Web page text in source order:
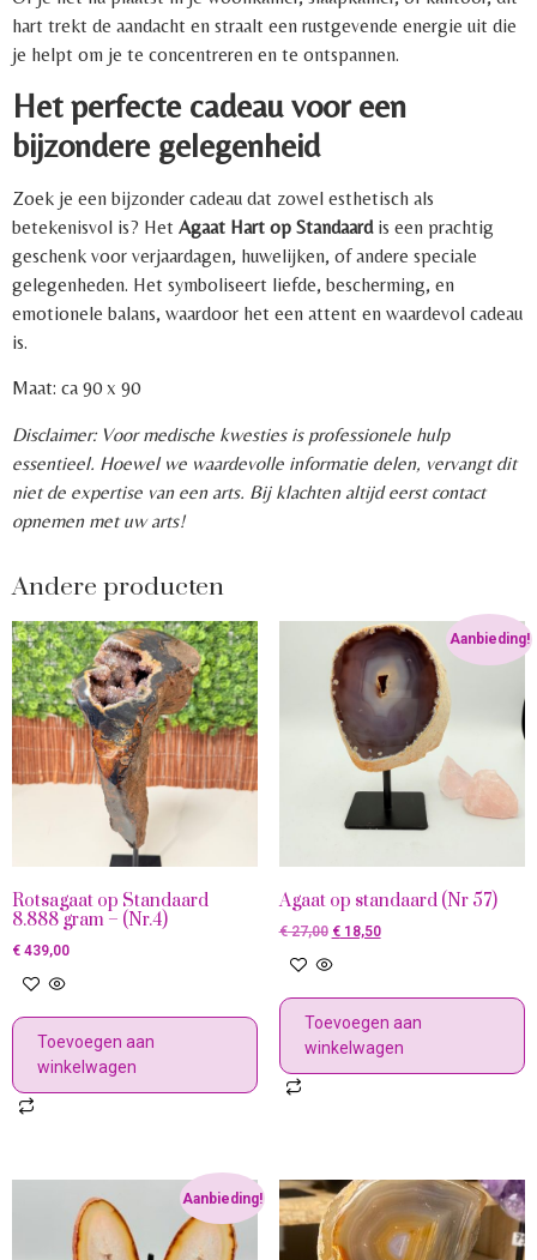
hart trekt de aandacht en straalt een rustgevende energie uit die
je helpt om je te concentreren en te ontspannen.
Het perfecte cadeau voor een
bijzondere gelegenheid
Zoek je een bijzonder cadeau dat zowel esthetisch als
betekenisvol is? Het Agaat Hart op Standaardis een prachtig
geschenk voor verjaardagen, huwelijken, of andere speciale
gelegenheden. Het symboliseert liefde, bescherming, en
emotionele balans, waardoor het een attent en waardevol cadeau
is.
Maat: ca 90 x 90
Disclaimer: Voor medische kwesties is professionele hulp
essentieel. Hoewel we waardevolle informatie delen, vervangt dit
niet de expertise van een arts. Bij klachten altijd eerst contact
opnemen met uw arts!
Andere producten
Rotsagaat op Standaard
8.888 gram – (Nr.4)
€ 439,00
Toevoegen aan
winkelwagen
Aanbieding!
Agaat op standaard (Nr 57)
€27,00 €18,50
Toevoegen aan
winkelwagen
Aanbieding!